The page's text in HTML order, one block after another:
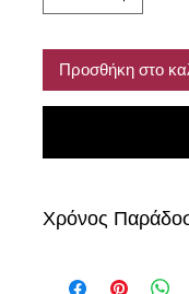
Προσθήκη στο
Χρόνος